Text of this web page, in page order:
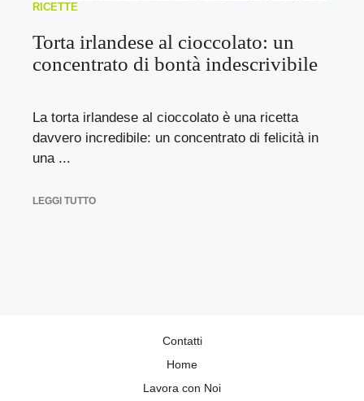
RICETTE
Torta irlandese al cioccolato: un
concentrato di bontà indescrivibile
La torta irlandese al cioccolato è una ricetta
davvero incredibile: un concentrato di felicità in
una ...
LEGGI TUTTO
Contatti
Home
Lavora con Noi